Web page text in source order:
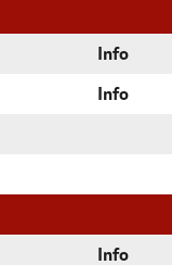
Info
Info
Info